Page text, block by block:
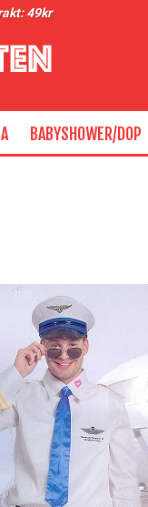
49kr
BABYSHOWER/DOP